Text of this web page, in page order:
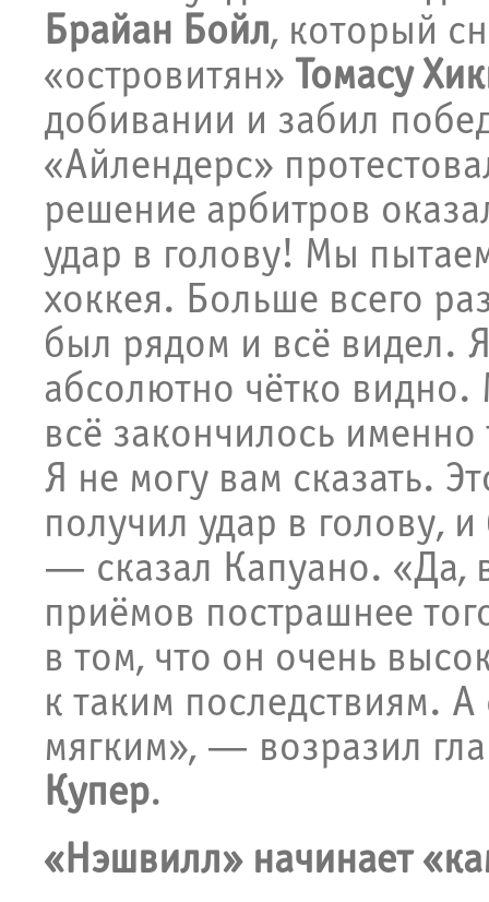
Брайан Бойл, который
«островитян» Томасу
добивании и забил
«Айлендерс»
решение арбитров
удар в голову! Мы
хоккея. Больше всего
был рядом и всё видел.
абсолютно чётко
всё закончилось
Я не могу вам сказать.
получил удар в голову,
— сказал Капуано. «Да,
приёмов пострашнее
в том, что он очень
к таким последствиям.
мягким», — возразил
Купер.
«Нэшвилл» начинает